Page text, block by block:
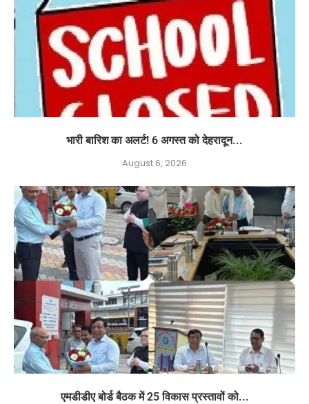
भारी बारिश का अलर्ट! 6 अगस्त को देहरादून...
August 6, 2026
एमडीडीए बोर्ड बैठक में 25 विकास प्रस्तावों को...